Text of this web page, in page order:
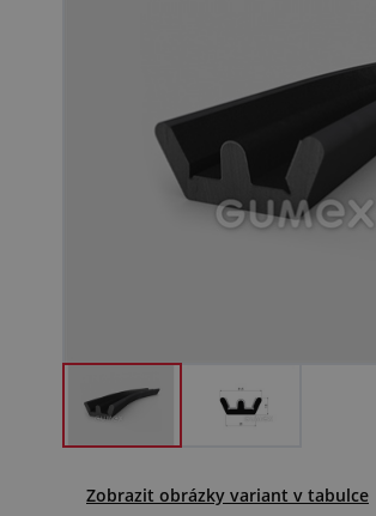
Zobrazit obrázky variant v tabulce